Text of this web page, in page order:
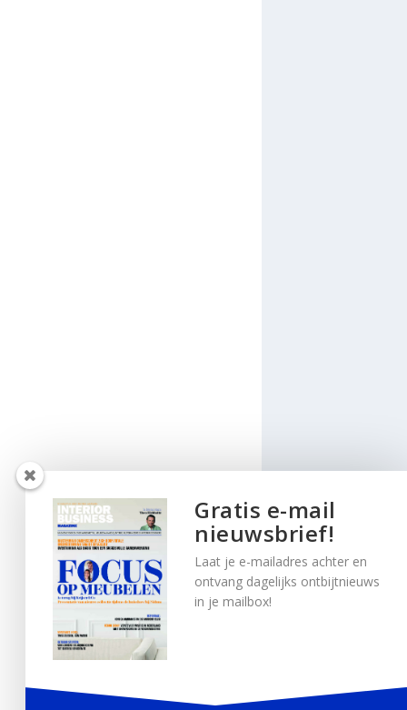
Gratis e-mail
nieuwsbrief!
Laat je e-mailadres achter en
ontvang dagelijks ontbijtnieuws
in je mailbox!